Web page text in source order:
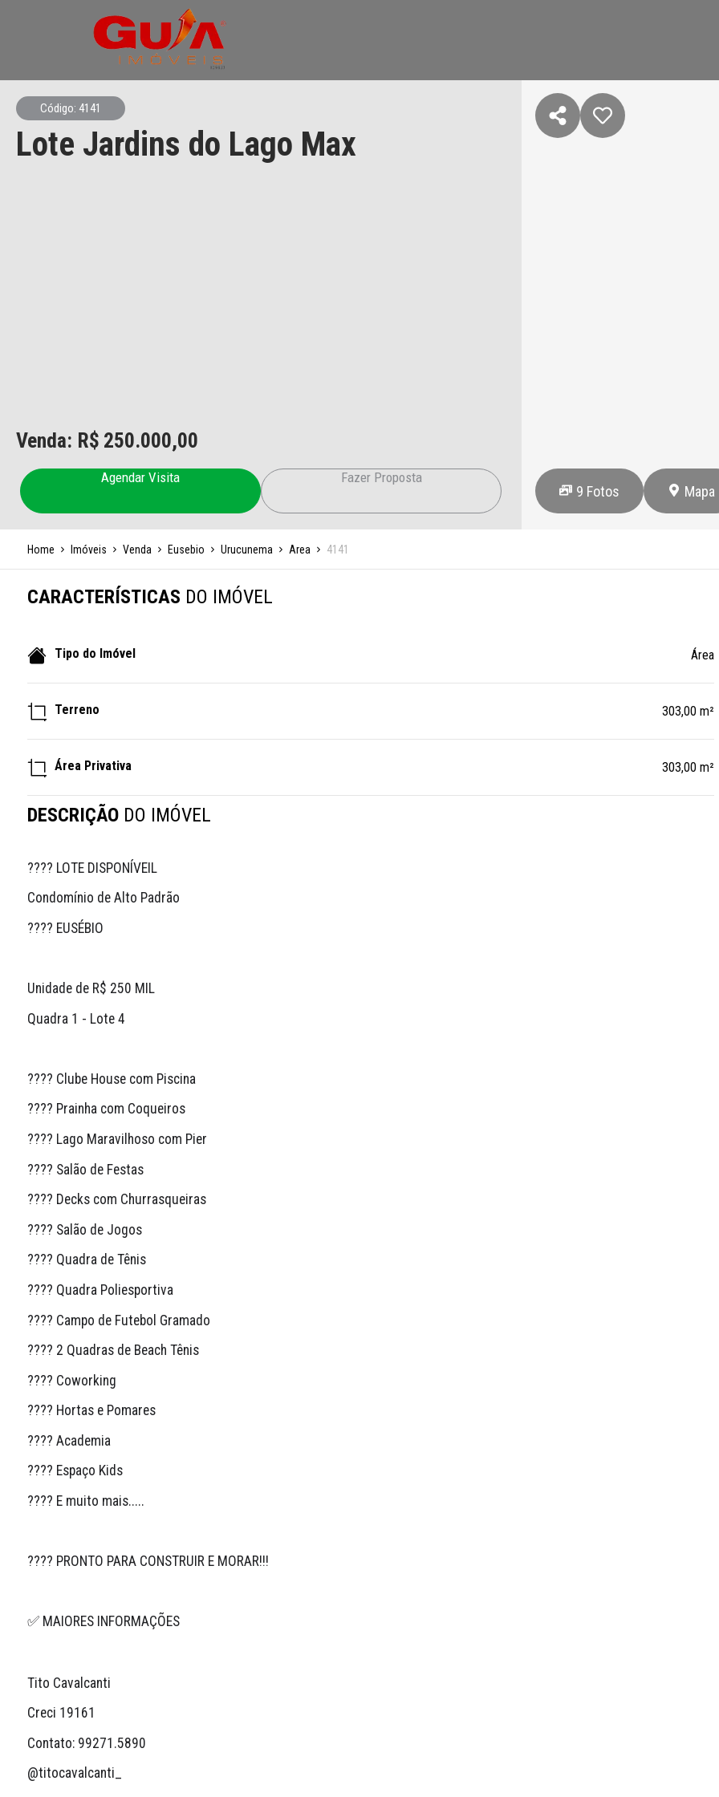
Código: 4141
Lote Jardins do Lago Max
Venda: R$ 250.000,00
Agendar Visita Fazer Proposta
9 Fotos Mapa
Home Imóveis Venda Eusebio Urucunema Area 4141
CARACTERÍSTICAS DO IMÓVEL
Tipo do Imóvel Área
Terreno 303,00 m²
Área Privativa 303,00 m²
DESCRIÇÃO DO IMÓVEL
???? LOTE DISPONÍVEIL
Condomínio de Alto Padrão
???? EUSÉBIO
Unidade de R$ 250 MIL
Quadra 1 - Lote 4
???? Clube House com Piscina
???? Prainha com Coqueiros
???? Lago Maravilhoso com Pier
???? Salão de Festas
???? Decks com Churrasqueiras
???? Salão de Jogos
???? Quadra de Tênis
???? Quadra Poliesportiva
???? Campo de Futebol Gramado
???? 2 Quadras de Beach Tênis
???? Coworking
???? Hortas e Pomares
???? Academia
???? Espaço Kids
???? E muito mais.....
???? PRONTO PARA CONSTRUIR E MORAR!!!
✅ MAIORES INFORMAÇÕES
Tito Cavalcanti
Creci 19161
Contato: 99271.5890
@titocavalcanti_